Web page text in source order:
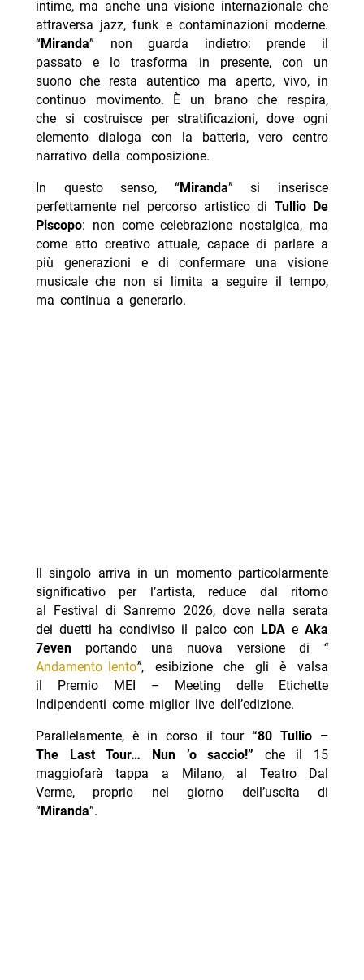
intime, ma anche una visione internazionale che
attraversa jazz, funk e contaminazioni moderne.
“Miranda” non guarda indietro: prende il
passato e lo trasforma in presente, con un
suono che resta autentico ma aperto, vivo, in
continuo movimento. È un brano che respira,
che si costruisce per stratificazioni, dove ogni
elemento dialoga con la batteria, vero centro
narrativo della composizione.
In questo senso, “Miranda” si inserisce
perfettamente nel percorso artistico di Tullio De
Piscopo: non come celebrazione nostalgica, ma
come atto creativo attuale, capace di parlare a
più generazioni e di confermare una visione
musicale che non si limita a seguire il tempo,
ma continua a generarlo.
Il singolo arriva in un momento particolarmente
significativo per l’artista, reduce dal ritorno
al Festival di Sanremo 2026, dove nella serata
dei duetti ha condiviso il palco con
LDAe Aka
7evenportando una nuova versione di “
Andamento lento”, esibizione che gli è valsa
il Premio MEI – Meeting delle Etichette
Indipendenti come miglior live dell’edizione.
Parallelamente, è in corso il tour “80 Tullio –
The Last Tour… Nun ’o saccio!” che il 15
maggiofarà tappa a Milano, al Teatro Dal
Verme, proprio nel giorno dell’uscita di
“Miranda”.